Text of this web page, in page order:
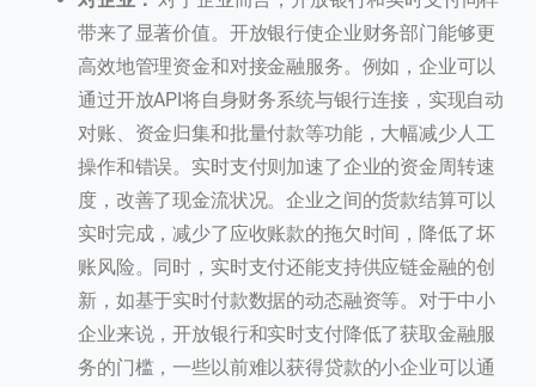
带来了显著价值。开放银行使企业财务部门能够更
高效地管理资金和对接金融服务。例如，企业可以
通过开放API将自身财务系统与银行连接，实现自动
对账、资金归集和批量付款等功能，大幅减少人工
操作和错误。实时支付则加速了企业的资金周转速
度，改善了现金流状况。企业之间的货款结算可以
实时完成，减少了应收账款的拖欠时间，降低了坏
账风险。同时，实时支付还能支持供应链金融的创
新，如基于实时付款数据的动态融资等。对于中小
企业来说，开放银行和实时支付降低了获取金融服
务的门槛，一些以前难以获得贷款的小企业可以通